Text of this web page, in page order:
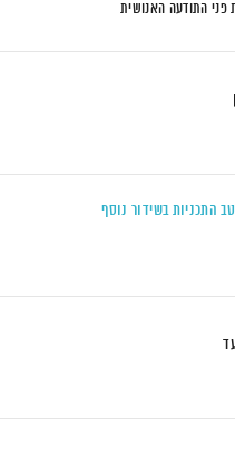
פני התודעה האנושית
התכניות בשידור נוסף